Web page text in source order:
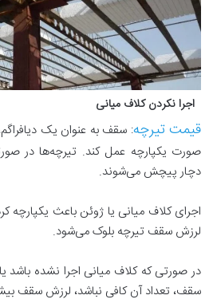
اجرا نکردن کلاف میانی
قیمت تیرچه: سقف به عنوان یک
صورت یکپارچه عمل کند. تیرچه‌ها در
دچار پیچش می‌شوند.
اجرای کلاف میانی یا ژوئن باعث یکپارچه
لرزش سقف تیرچه بلوک می‌شود.
در صورتی که کلاف میانی اجرا نشده باشد
سقف، تعداد آن کافی نباشد، لرزش سقف